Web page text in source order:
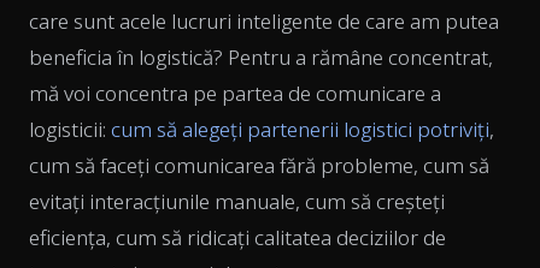
care sunt acele lucruri inteligente de care am putea
beneficia în logistică? Pentru a rămâne concentrat,
mă voi concentra pe partea de comunicare a
logisticii: cum să alegeți partenerii logistici potriviți,
cum să faceți comunicarea fără probleme, cum să
evitați interacțiunile manuale, cum să creșteți
eficiența, cum să ridicați calitatea deciziilor de